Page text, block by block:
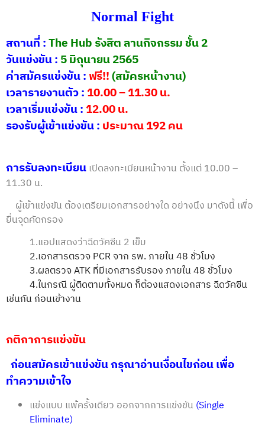
Normal Fight
สถานที่ :The Hub รังสิต ลานกิจกรรม ชั้น 2
วันแข่งขัน :5 มิถุนายน 2565
ค่าสมัครแข่งขัน :ฟรี!!(สมัครหน้างาน)
เวลารายงานตัว :10.00 – 11.30 น.
เวลาเริ่มแข่งขัน :12.00 น.
รองรับผู้เข้าแข่งขัน :ประมาณ192 คน
การรับลงทะเบียน เปิดลงทะเบียนหน้างาน ตั้งแต่ 10.00 –
11.30 น.
ผู้เข้าแข่งขัน ต้องเตรียมเอกสารอย่างใด อย่างนึง มาดังนี้ เพื่อ
ยื่นจุดคัดกรอง
1.แอปแสดงว่าฉีดวัคซีน 2 เข็ม
2.เอกสารตรวจ PCR จาก รพ. ภายใน 48 ชั่วโมง
3.ผลตรวจ ATK ที่มีเอกสารรับรอง ภายใน 48 ชั่วโมง
4.ในกรณี ผู้ติดตามทั้งหมด ก็ต้องแสดงเอกสาร ฉีดวัคซีน
เช่นกัน ก่อนเข้างาน
กติกาการแข่งขัน
ก่อนสมัครเข้าแข่งขัน กรุณาอ่านเงื่อนไขก่อน เพื่อ
ทำความเข้าใจ
แข่งแบบ แพ้ครั้งเดียว ออกจากการแข่งขัน (Single
Eliminate)